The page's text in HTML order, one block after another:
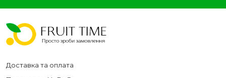
Доставка та оплата